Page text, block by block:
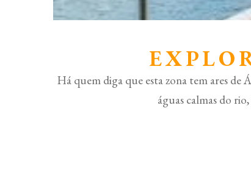
Há quem diga que esta zona tem ares de
águas calmas do